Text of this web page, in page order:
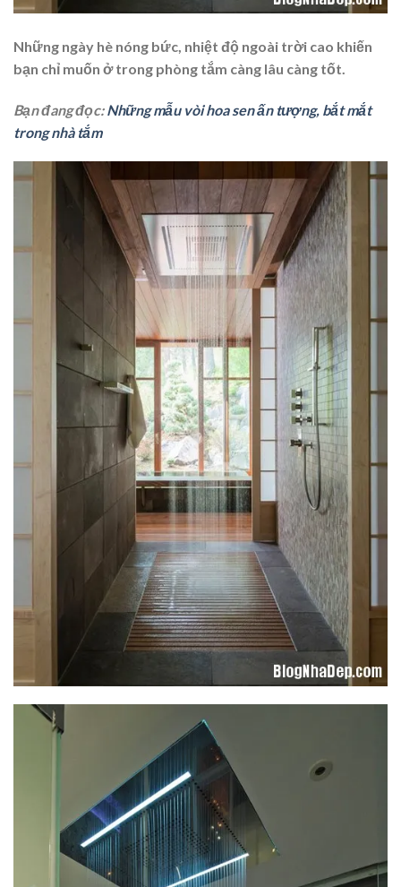
Những ngày hè nóng bức, nhiệt độ ngoài trời cao khiến
bạn chỉ muốn ở trong phòng tắm càng lâu càng tốt.
Bạn đang đọc:Những mẫu vòi hoa sen ấn tượng, bắt mắt
trong nhà tắm